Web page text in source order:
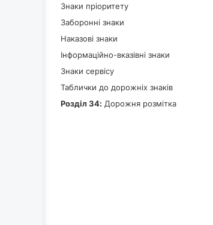
Знаки пріоритету
Заборонні знаки
Наказові знаки
Інформаційно-вказівні знаки
Знаки сервісу
Таблички до дорожніх знаків
Роздiл 34: Дорожня розмітка